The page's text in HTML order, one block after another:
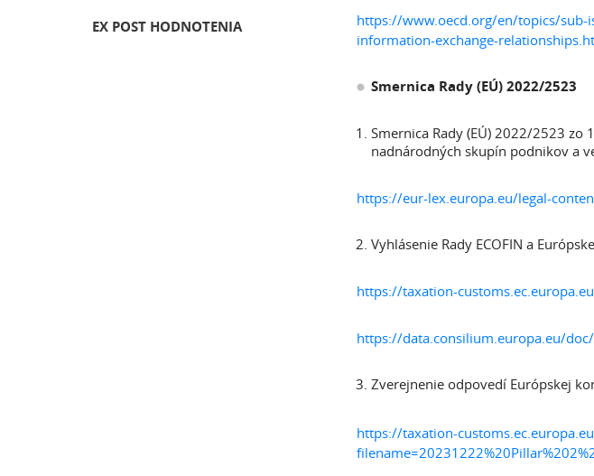
https://www.oecd.org/en/topics/sub-
information-exchange-
Smernica Rady (EÚ) 2022/2523
Smernica Rady (EÚ) 2022/2523
nadnárodných skupín podnikov a
https://eur-lex.europa.eu/legal-
Vyhlásenie Rady ECOFIN a
https://taxation-
https://data.consilium.europa.eu/
Zverejnenie odpovedí Európskej
https://taxation-
EX POST HODNOTENIA